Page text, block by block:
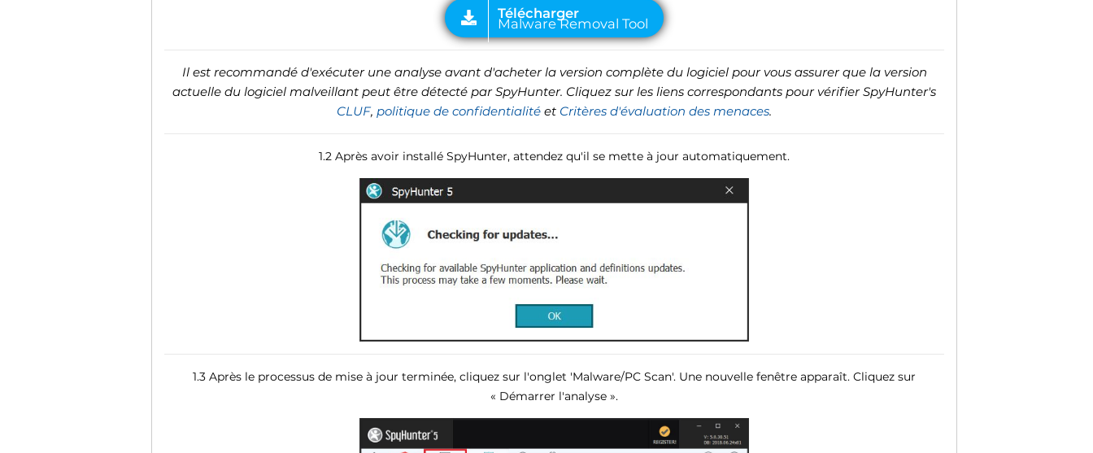
Il est recommandé d'exécuter une analyse avant d'acheter la version complète du logiciel pour vous assurer que la version
actuelle du logiciel malveillant peut être détecté par SpyHunter. Cliquez sur les liens correspondants pour vérifier SpyHunter's
CLUF, politique de confidentialité et Critères d'évaluation des menaces.
1.2 Après avoir installé SpyHunter, attendez qu'il se mette à jour automatiquement.
1.3 Après le processus de mise à jour terminée, cliquez sur l'onglet 'Malware/PC Scan'. Une nouvelle fenêtre apparaît. Cliquez sur
« Démarrer l'analyse ».